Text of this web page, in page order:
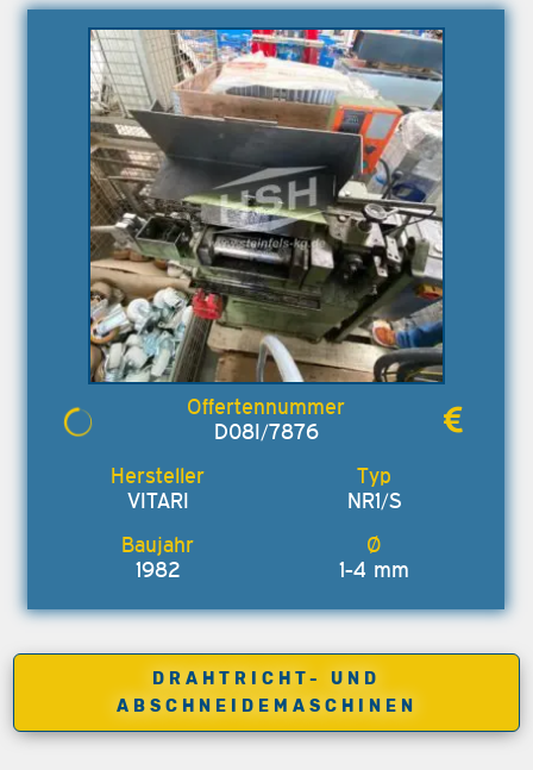
D08I/7876
VITARI NR1/S
1982 1-4 mm
DRAHTRICHT- UND
ABSCHNEIDEMASCHINEN